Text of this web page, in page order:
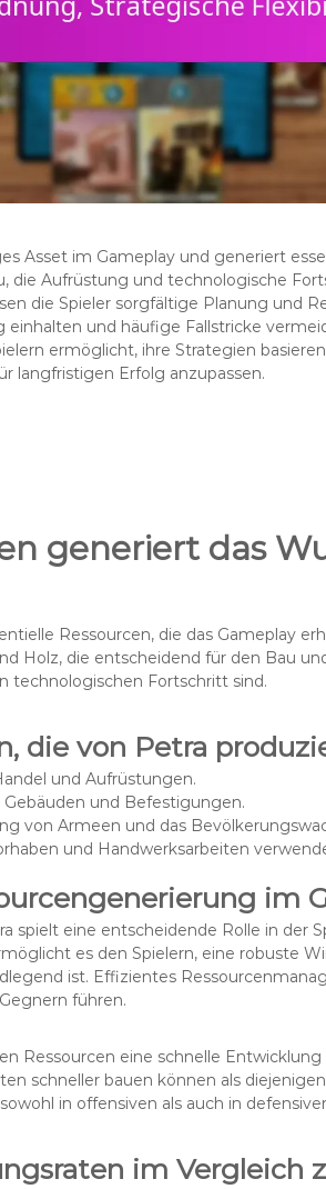
Asset im Gameplay und generiert
die Aufrüstung und technologische
die Spieler sorgfältige Planung und
und häufige Fallstricke
ermöglicht, ihre Strategien
langfristigen Erfolg anzupassen.
generiert das
Ressourcen, die das Gameplay
Holz, die entscheidend für den Bau
technologischen Fortschritt sind.
die von Petra
und Aufrüstungen.
und Befestigungen.
von Armeen und das
und Handwerksarbeiten
im
spielt eine entscheidende Rolle in der
es den Spielern, eine robuste
ist. Effizientes
führen.
Ressourcen eine schnelle
schneller bauen können als
in offensiven als auch in
im Vergleich